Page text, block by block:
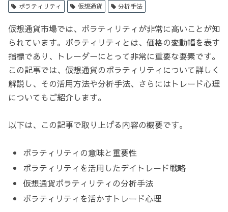
ボラティリティ
仮想通貨 分析手法
仮想通貨市場では、ボラティリティが非常に高いことが知
られています。ボラティリティとは、価格の変動幅を表す
指標であり、トレーダーにとって非常に重要な要素です。
この記事では、仮想通貨のボラティリティについて詳しく
解説し、その活用方法や分析手法、さらにはトレード心理
についてもご紹介します。
以下は、この記事で取り上げる内容の概要です。
ボラティリティの意味と重要性
ボラティリティを活用したデイトレード戦略
仮想通貨ボラティリティの分析手法
ボラティリティを活かすトレード心理